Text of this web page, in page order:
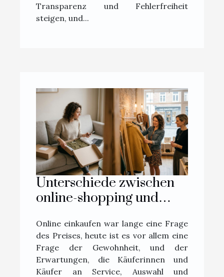
Transparenz und Fehlerfreiheit
steigen, und...
Unterschiede zwischen
online-shopping und
erster hand erklärt
Online einkaufen war lange eine Frage
des Preises, heute ist es vor allem eine
Frage der Gewohnheit, und der
Erwartungen, die Käuferinnen und
Käufer an Service, Auswahl und